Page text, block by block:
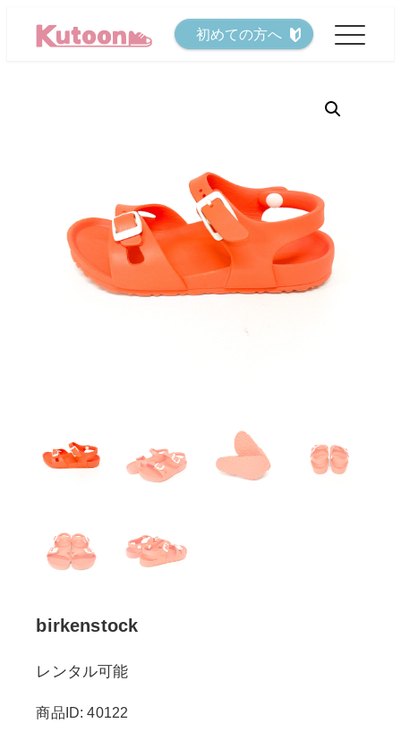
初めての方へ
birkenstock
レンタル可能
商品ID: 40122